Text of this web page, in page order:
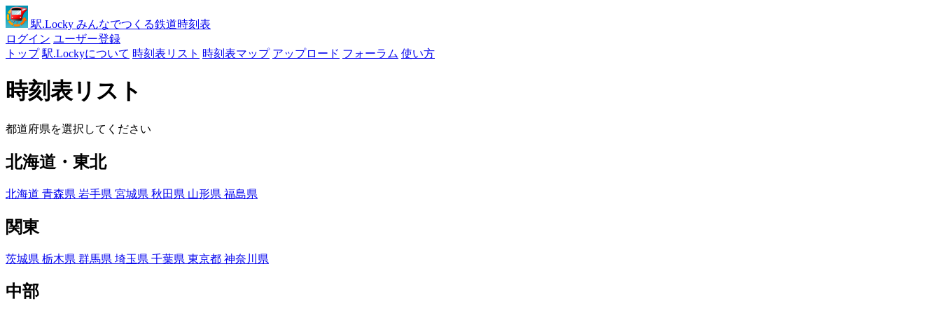
駅.Locky みんなでつくる鉄道時刻表
ログイン ユーザー登録
トップ 駅.Lockyについて 時刻表リスト 時刻表マップ アップロード フォーラム 使い方
時刻表リスト
都道府県を選択してください
北海道・東北
北海道 青森県 岩手県 宮城県 秋田県 山形県 福島県
関東
茨城県 栃木県 群馬県 埼玉県 千葉県 東京都 神奈川県
中部